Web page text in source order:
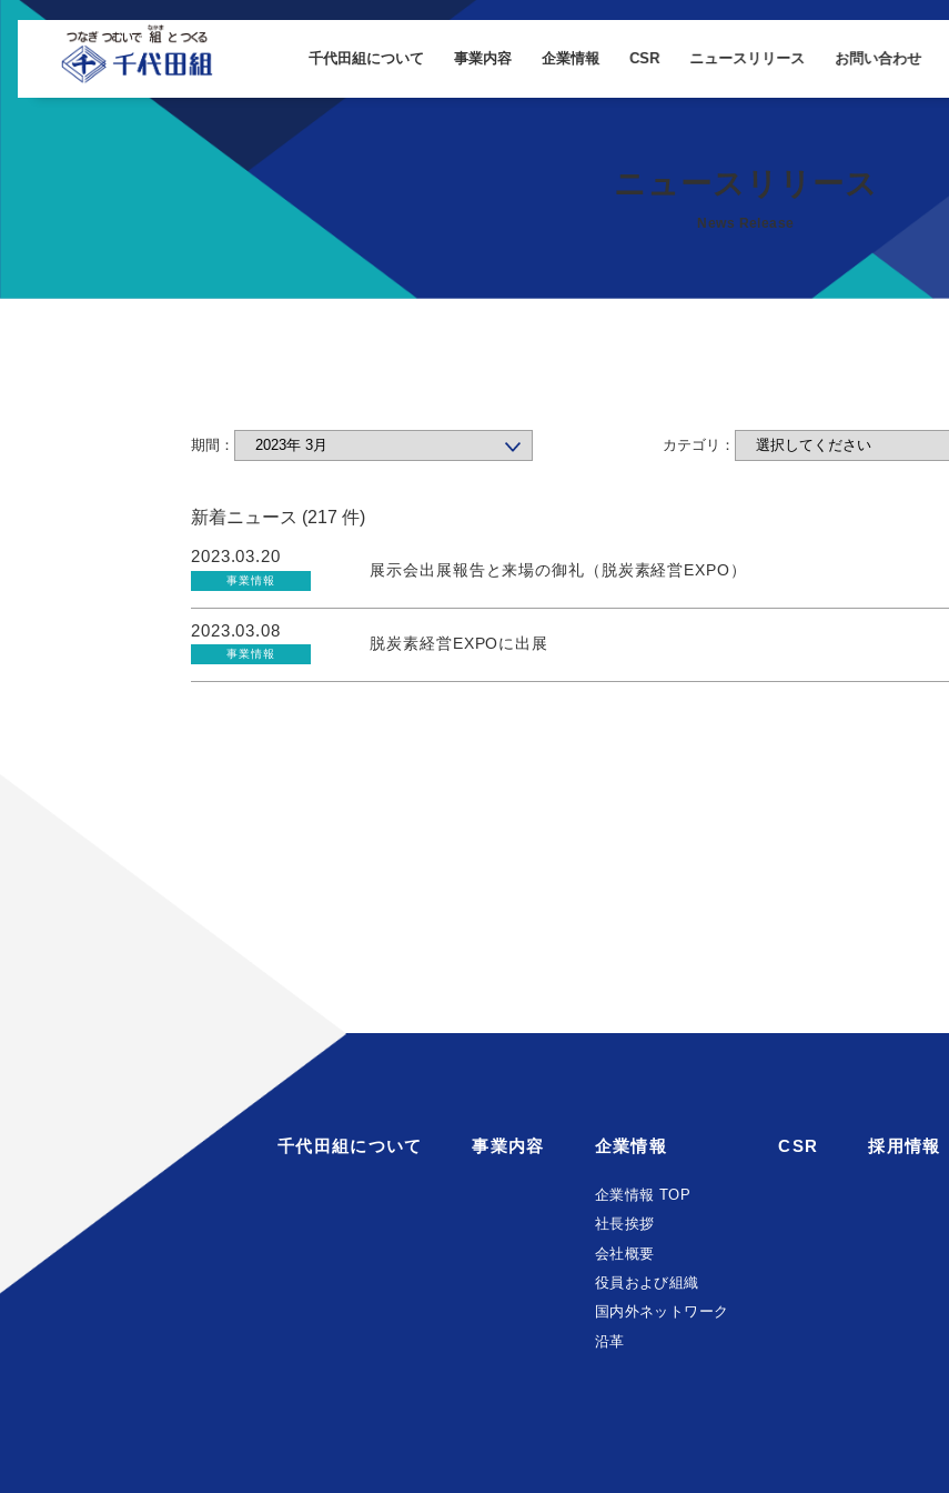
千代田組について 事業内容 企業情報 CSR ニュースリリース お問い合わせ
ニュースリリース
News Release
期間： カテゴリ：
新着ニュース (217 件)
2023.03.20
事業情報
展示会出展報告と来場の御礼（脱炭素経営EXPO）
2023.03.08
事業情報
脱炭素経営EXPOに出展
千代田組について 事業内容 企業情報
企業情報 TOP
社長挨拶
会社概要
役員および組織
国内外ネットワーク
沿革
CSR 採用情報